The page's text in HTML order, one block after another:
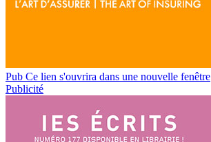
Pub Ce lien s'ouvrira dans une nouvelle fenêtre
Publicité